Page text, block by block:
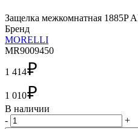
Защелка межкомнатная 1885P
Бренд
MORELLI
MR9009450
1 414₽
1 010₽
В наличии
-
+